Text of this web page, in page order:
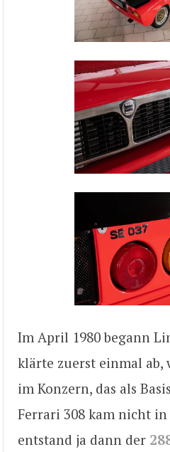
Im April 1980 begann
klärte zuerst einmal ab,
im Konzern, das als
Ferrari 308 kam nicht in
entstand ja dann der